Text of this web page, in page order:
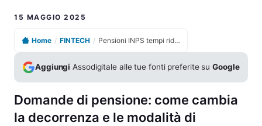
15 MAGGIO 2025
Home / FINTECH / Pensioni INPS tempi ridotti per domande arretrati eliminati motivazioni e novità 2024
Aggiungi Assodigitale alle tue fonti preferite suGoogle
Domande di pensione: come cambia
la decorrenza e le modalità di